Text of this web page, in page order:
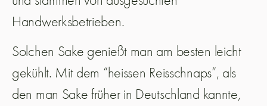
Handwerksbetrieben.
Solchen Sake genießt man am besten leicht
gekühlt. Mit dem “heissen Reisschnaps”, als
den man Sake früher in Deutschland kannte,